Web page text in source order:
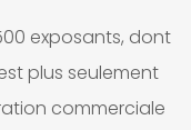
exposants, dont
plus seulement
commerciale